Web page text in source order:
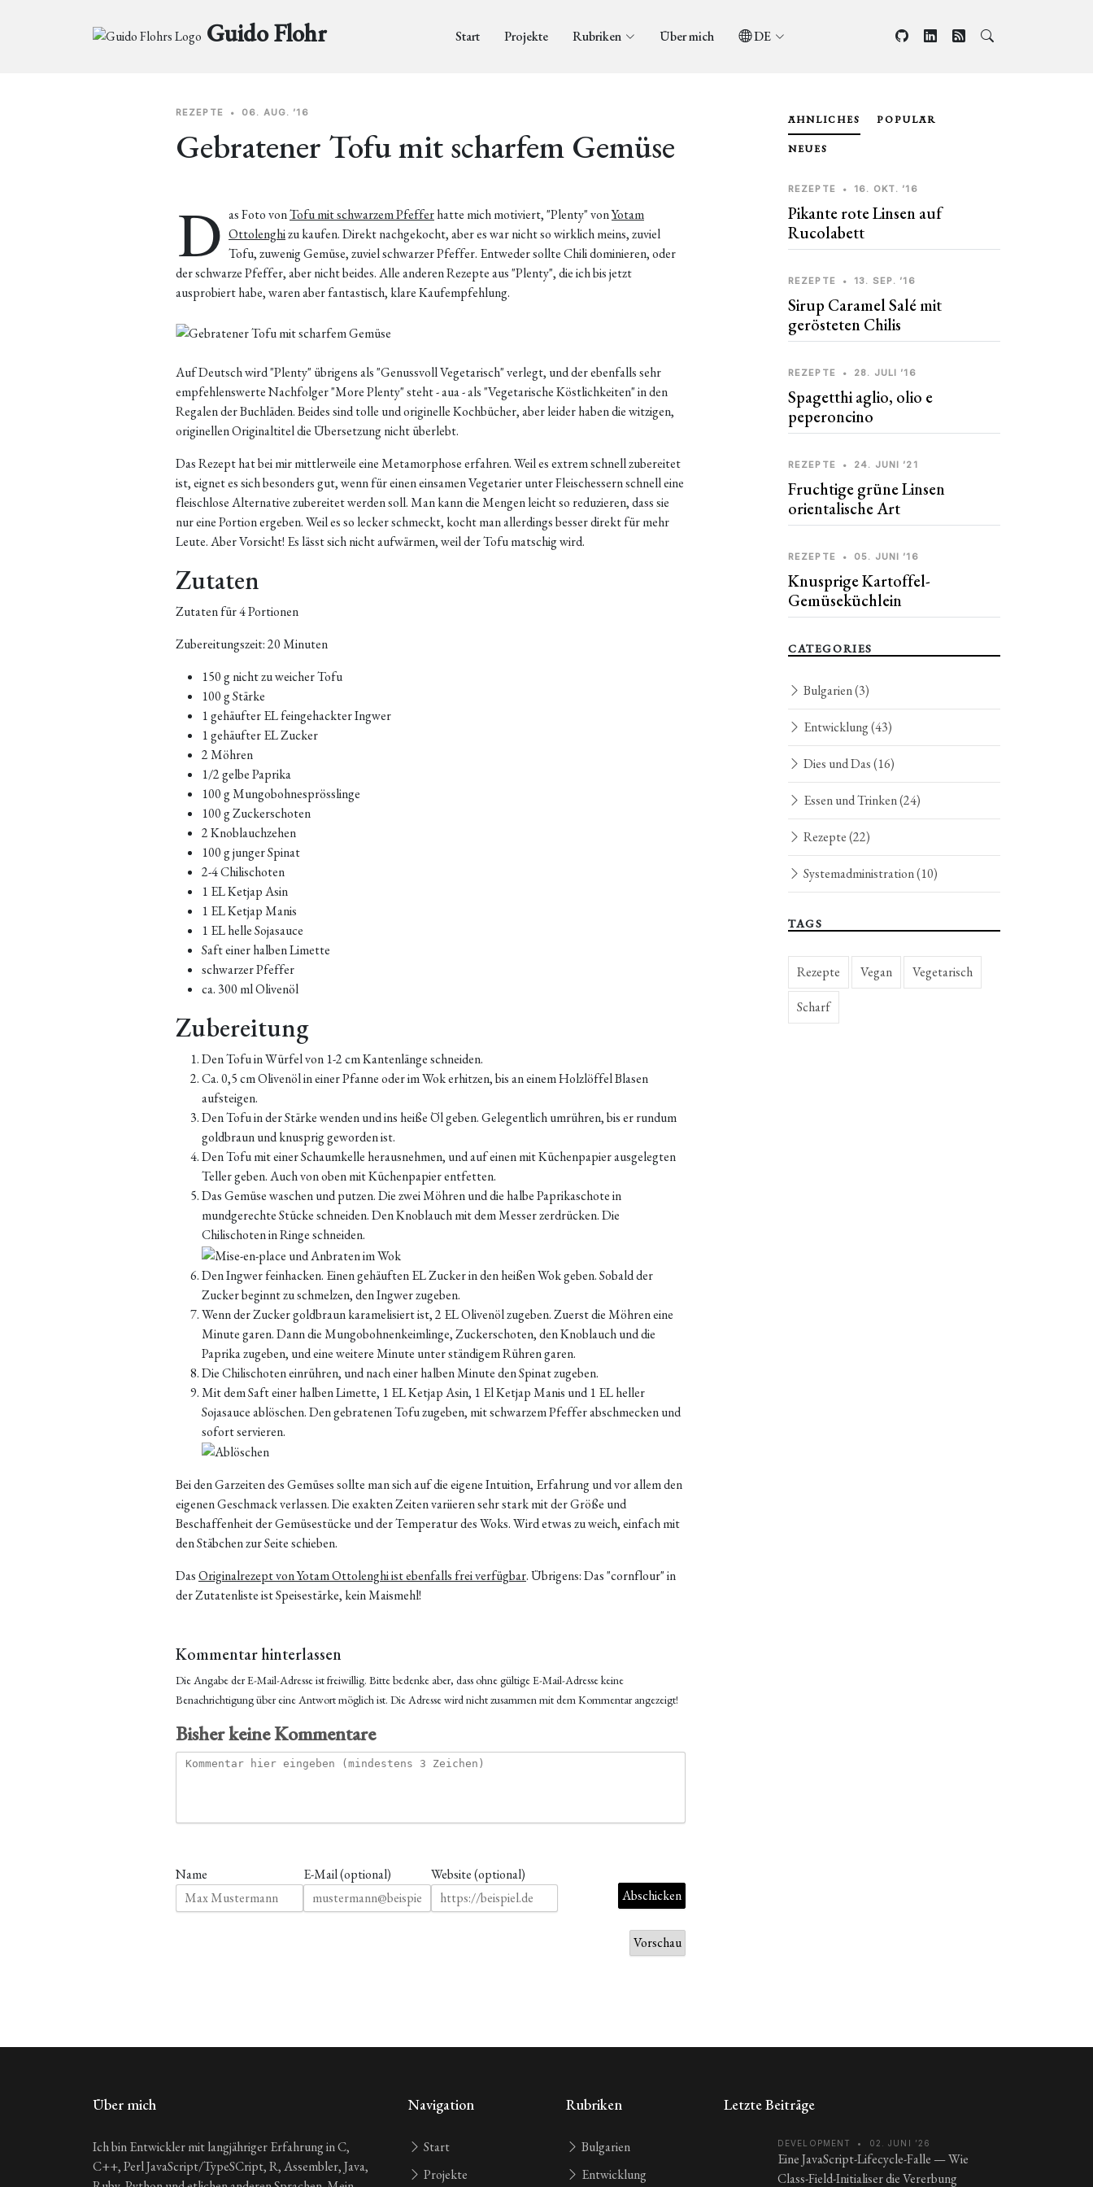
Guido Flohr Start Projekte Rubriken Über mich DE
REZEPTE • 06. AUG. ’16
Gebratener Tofu mit scharfem Gemüse
D as Foto vonTofu mit schwarzem Pfefferhatte mich motiviert, "Plenty" vonYotam
Ottolenghizu kaufen. Direkt nachgekocht, aber es war nicht so wirklich meins, zuviel
Tofu, zuwenig Gemüse, zuviel schwarzer Pfeffer. Entweder sollte Chili dominieren, oder
der schwarze Pfeffer, aber nicht beides. Alle anderen Rezepte aus "Plenty", die ich bis jetzt
ausprobiert habe, waren aber fantastisch, klare Kaufempfehlung.
Auf Deutsch wird "Plenty" übrigens als "Genussvoll Vegetarisch" verlegt, und der ebenfalls sehr
empfehlenswerte Nachfolger "More Plenty" steht - aua - als "Vegetarische Köstlichkeiten" in den
Regalen der Buchläden. Beides sind tolle und originelle Kochbücher, aber leider haben die witzigen,
originellen Originaltitel die Übersetzung nicht überlebt.
Das Rezept hat bei mir mittlerweile eine Metamorphose erfahren. Weil es extrem schnell zubereitet
ist, eignet es sich besonders gut, wenn für einen einsamen Vegetarier unter Fleischessern schnell eine
fleischlose Alternative zubereitet werden soll. Man kann die Mengen leicht so reduzieren, dass sie
nur eine Portion ergeben. Weil es so lecker schmeckt, kocht man allerdings besser direkt für mehr
Leute. Aber Vorsicht! Es lässt sich nicht aufwärmen, weil der Tofu matschig wird.
Zutaten
Zutaten für 4 Portionen
Zubereitungszeit: 20 Minuten
150 g nicht zu weicher Tofu
100 g Stärke
1 gehäufter EL feingehackter Ingwer
1 gehäufter EL Zucker
2 Möhren
1/2 gelbe Paprika
100 g Mungobohnesprösslinge
100 g Zuckerschoten
2 Knoblauchzehen
100 g junger Spinat
2-4 Chilischoten
1 EL Ketjap Asin
1 EL Ketjap Manis
1 EL helle Sojasauce
Saft einer halben Limette
schwarzer Pfeffer
ca. 300 ml Olivenöl
Zubereitung
Den Tofu in Würfel von 1-2 cm Kantenlänge schneiden.
Ca. 0,5 cm Olivenöl in einer Pfanne oder im Wok erhitzen, bis an einem Holzlöffel Blasen
aufsteigen.
Den Tofu in der Stärke wenden und ins heiße Öl geben. Gelegentlich umrühren, bis er rundum
goldbraun und knusprig geworden ist.
Den Tofu mit einer Schaumkelle herausnehmen, und auf einen mit Küchenpapier ausgelegten
Teller geben. Auch von oben mit Küchenpapier entfetten.
Das Gemüse waschen und putzen. Die zwei Möhren und die halbe Paprikaschote in
mundgerechte Stücke schneiden. Den Knoblauch mit dem Messer zerdrücken. Die
Chilischoten in Ringe schneiden.
Den Ingwer feinhacken. Einen gehäuften EL Zucker in den heißen Wok geben. Sobald der
Zucker beginnt zu schmelzen, den Ingwer zugeben.
Wenn der Zucker goldbraun karamelisiert ist, 2 EL Olivenöl zugeben. Zuerst die Möhren eine
Minute garen. Dann die Mungobohnenkeimlinge, Zuckerschoten, den Knoblauch und die
Paprika zugeben, und eine weitere Minute unter ständigem Rühren garen.
Die Chilischoten einrühren, und nach einer halben Minute den Spinat zugeben.
Mit dem Saft einer halben Limette, 1 EL Ketjap Asin, 1 El Ketjap Manis und 1 EL heller
Sojasauce ablöschen. Den gebratenen Tofu zugeben, mit schwarzem Pfeffer abschmecken und
sofort servieren.
Bei den Garzeiten des Gemüses sollte man sich auf die eigene Intuition, Erfahrung und vor allem den
eigenen Geschmack verlassen. Die exakten Zeiten variieren sehr stark mit der Größe und
Beschaffenheit der Gemüsestücke und der Temperatur des Woks. Wird etwas zu weich, einfach mit
den Stäbchen zur Seite schieben.
DasOriginalrezept von Yotam Ottolenghi ist ebenfalls frei verfügbar. Übrigens: Das "cornflour" in
der Zutatenliste ist Speisestärke, kein Maismehl!
Kommentar hinterlassen
Die Angabe der E-Mail-Adresse ist freiwillig. Bitte bedenke aber, dass ohne gültige E-Mail-Adresse keine
Benachrichtigung über eine Antwort möglich ist. Die Adresse wird nicht zusammen mit dem Kommentar angezeigt!
Bisher keine Kommentare
Name E-Mail (optional) Website (optional)
ÄHNLICHES POPULÄR
NEUES
REZEPTE • 16. OKT. ’16
Pikante rote Linsen auf
Rucolabett
REZEPTE • 13. SEP. ’16
Sirup Caramel Salé mit
gerösteten Chilis
REZEPTE • 28. JULI ’16
Spagetthi aglio, olio e
peperoncino
REZEPTE • 24. JUNI ’21
Fruchtige grüne Linsen
orientalische Art
REZEPTE • 05. JUNI ’16
Knusprige Kartoffel-
Gemüseküchlein
CATEGORIES
Bulgarien(3)
Entwicklung(43)
Dies und Das(16)
Essen und Trinken(24)
Rezepte(22)
Systemadministration(10)
TAGS
Rezepte Vegan Vegetarisch
Scharf
Über mich
Ich bin Entwickler mit langjähriger Erfahrung in C,
C++, Perl JavaScript/TypeSCript, R, Assembler, Java,
Navigation
Start
Projekte
Rubriken
Bulgarien
Entwicklung
Letzte Beiträge
DEVELOPMENT • 02. JUNI ’26
Eine JavaScript-Lifecycle-Falle — Wie
Class-Field-Initialiser die Vererbung